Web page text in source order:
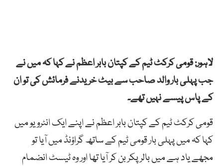
لاہور: قومی کرکٹ ٹیم کے کپتان بابر اعظم نے کہا کہ میں نے
جب پہلی بار والد صاحب سے بیٹ خریدنے فرمائش کی تو ان
کے پاس پیسے نہیں تھے۔
قومی کرکٹ ٹیم کے کپتان بابر اعظم نے اپنے ایک انٹرویو میں
کہا کہ میں پہلی بار قومی ٹیم کے ساتھ گراؤنڈ میں آیا تو
مجھے یاد ہے میں بالر پکر بن کر آیا تھا اور وہ ٹیسٹ انضمام